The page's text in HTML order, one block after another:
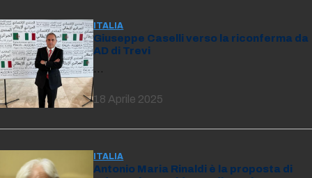
ITALIA
Giuseppe Caselli verso la riconferma da
AD di Trevi
18 Aprile 2025
ITALIA
Antonio Maria Rinaldi è la proposta di